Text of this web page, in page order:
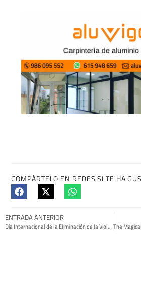
COMPÁRTELO EN REDES SI TE HA
TAMBIÉN PODRÍA GUSTARTE: